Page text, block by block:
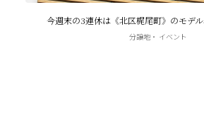
今週末の3連休は《北区梶尾町》のモデ
分譲地 イベント